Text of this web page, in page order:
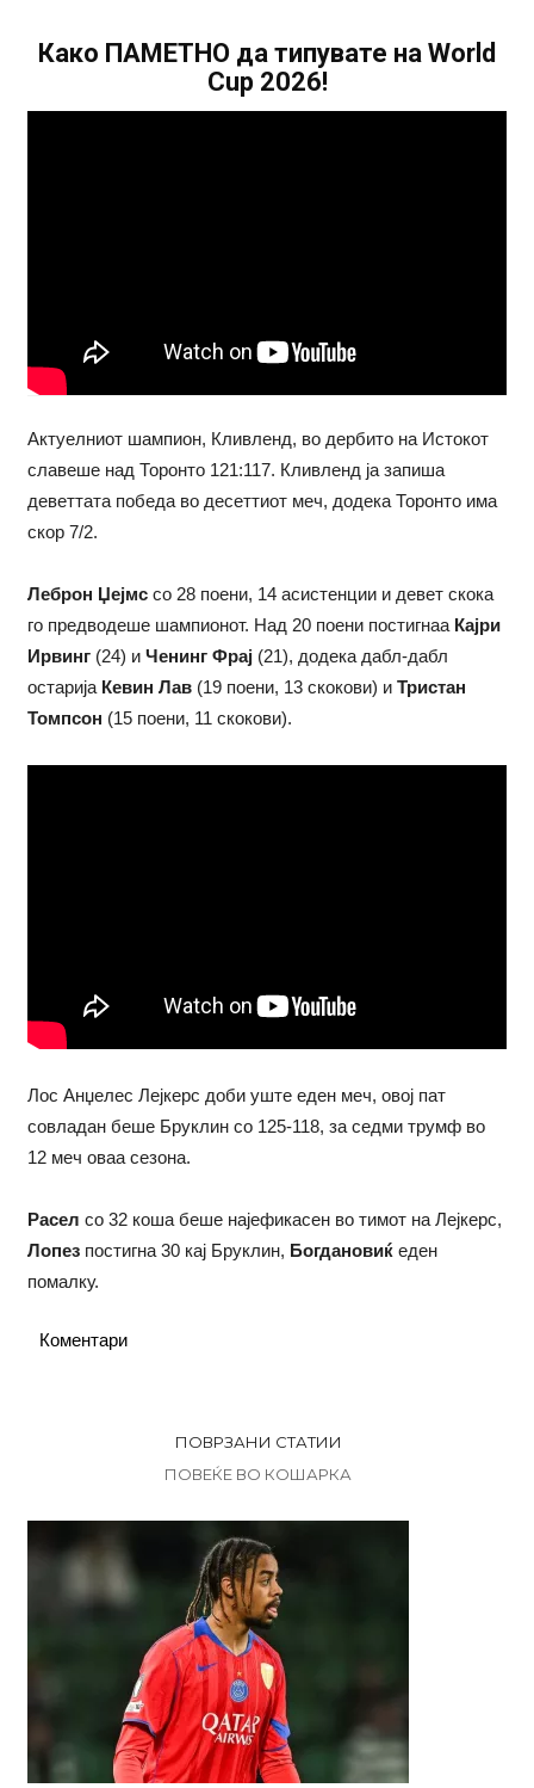
Како ПАМЕТНО да типувате на World
Cup 2026!
Актуелниот шампион, Кливленд, во дербито на Истокот
славеше над Торонто 121:117. Кливленд ја запиша
деветтата победа во десеттиот меч, додека Торонто има
скор 7/2.
Леброн Џејмссо 28 поени, 14 асистенции и девет скока
го предводеше шампионот. Над 20 поени постигнаа Кајри
Ирвинг (24) и Ченинг Фрај(21), додека дабл-дабл
остарија Кевин Лав(19 поени, 13 скокови) и Тристан
Томпсон (15 поени, 11 скокови).
Лос Анџелес Лејкерс доби уште еден меч, овој пат
совладан беше Бруклин со 125-118, за седми трумф во
12 меч оваа сезона.
Расел со 32 коша беше најефикасен во тимот на Лејкерс,
Лопезпостигна 30 кај Бруклин, Богдановиќеден
помалку.
Коментари
ПОВРЗАНИ СТАТИИ
ПОВЕЌЕ ВО КОШАРКА